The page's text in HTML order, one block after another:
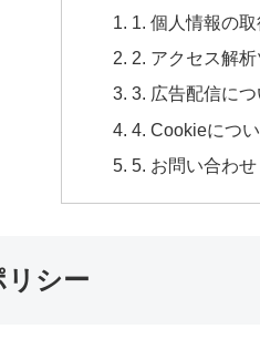
1. 個人情報の
2. アクセス解
3. 広告配信につ
4. Cookieにつ
5. お問い合わせ
リシー